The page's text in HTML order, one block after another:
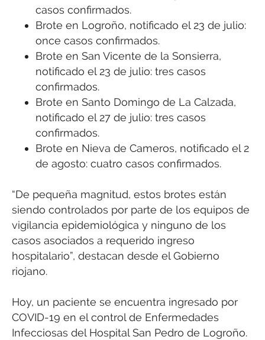
casos confirmados.
Brote en Logroño, notificado el 23 de julio:
once casos confirmados.
Brote en San Vicente de la Sonsierra,
notificado el 23 de julio: tres casos
confirmados.
Brote en Santo Domingo de La Calzada,
notificado el 27 de julio: tres casos
confirmados.
Brote en Nieva de Cameros, notificado el 2
de agosto: cuatro casos confirmados.
“De pequeña magnitud, estos brotes están
siendo controlados por parte de los equipos de
vigilancia epidemiológica y ninguno de los
casos asociados a requerido ingreso
hospitalario”, destacan desde el Gobierno
riojano.
Hoy, un paciente se encuentra ingresado por
COVID-19 en el control de Enfermedades
Infecciosas del Hospital San Pedro de Logroño.